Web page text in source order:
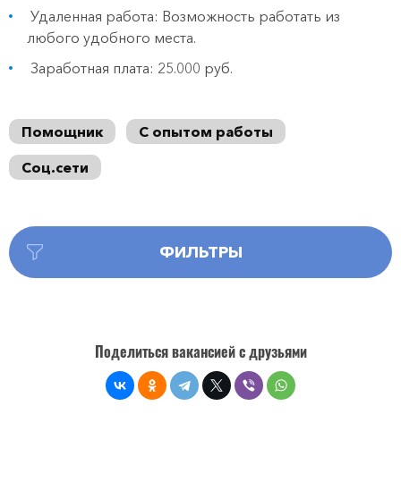
Удаленная работа: Возможность работать из
любого удобного места.
Заработная плата: 25.000 руб.
Помощник
С опытом работы
Соц.сети
ФИЛЬТРЫ
Поделиться вакансией с друзьями